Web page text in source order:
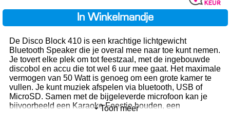
In Winkelmandje
De Disco Block 410 is een krachtige lichtgewicht
Bluetooth Speaker die je overal mee naar toe kunt nemen.
Je tovert elke plek om tot feestzaal, met de ingebouwde
discobol en accu die tot wel 6 uur mee gaat. Het maximale
vermogen van 50 Watt is genoeg om een grote kamer te
vullen. Je kunt muziek afspelen via bluetooth, USB of
MicroSD. Samen met de bijgeleverde microfoon kan je
bijvoorbeeld een Karaoke Feestje houden, een
Toon meer